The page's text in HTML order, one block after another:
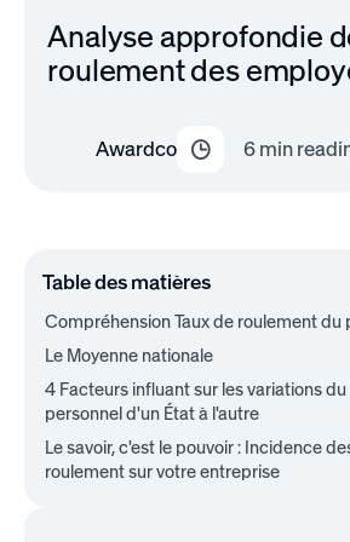
Analyse approfondie
roulement des
Awardco 6min
Table des matières
Compréhension Taux de roulement du
Le Moyenne nationale
4 Facteurs influant sur les variations
personnel d'un État à l'autre
Le savoir, c'est le pouvoir : Incidence
roulement sur votre entreprise